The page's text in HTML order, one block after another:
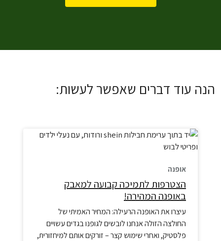
הנה עוד דברים שאפשר לעשות:
אופנה
הצטרפות לתמיכה קבועה למאבק
באופנה המהירה!
עיצרו את האופנה הרעילה: המחיר האמיתי של
החולצה הזולה​ אנחנו לובשים לגופנו בגדים עשויים
פלסטיק, ואחרי שימוש קצר – זורקים אותם למיחזורית,